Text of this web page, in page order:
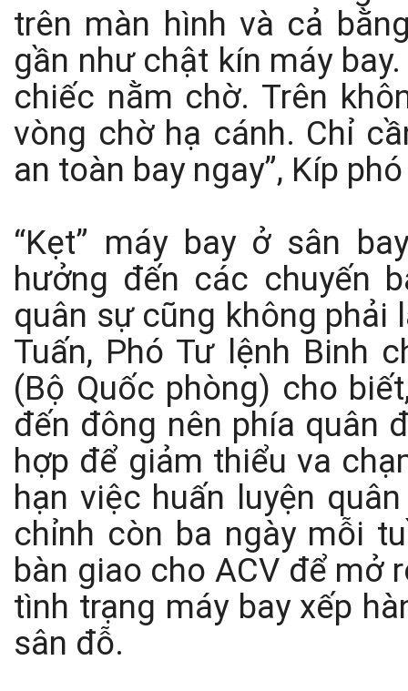
trên màn hình và cả
gần như chật kín máy
chiếc nằm chờ. Trên
vòng chờ hạ cánh. Chỉ
an toàn bay ngay”, Kíp
“Kẹt” máy bay ở sân
hưởng đến các chuyến
quân sự cũng không
Tuấn, Phó Tư lệnh Binh
(Bộ Quốc phòng) cho
đến đông nên phía quân
hợp để giảm thiểu va
hạn việc huấn luyện
chỉnh còn ba ngày mỗi
bàn giao cho ACV để mở
tình trạng máy bay xếp
sân đỗ.